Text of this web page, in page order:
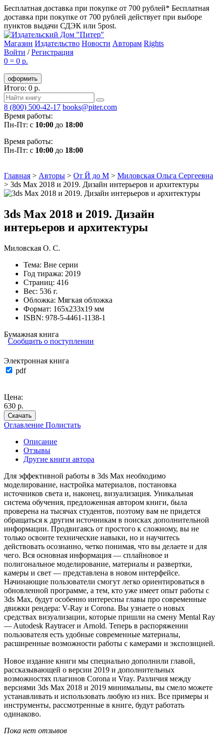
Бесплатная доставка при покупке от 700 рублей* Бесплатная
доставка при покупке от 700 рублей действует при выборе
пунктов выдачи СДЭК или 5post.
Магазин Издательство Новости Авторам Rights
Войти /Регистрация
0 = 0 р.
оформить
Итого: 0 р.
8 (800) 500-42-17 books@piter.com
Время работы:
Пн-Пт: с 10:00 до 18:00
Время работы:
Пн-Пт: с 10:00 до 18:00
Главная > Авторы > От Й до М > Миловская Ольга Сергеевна
> 3ds Max 2018 и 2019. Дизайн интерьеров и архитектуры
3ds Max 2018 и 2019. Дизайн
интерьеров и архитектуры
Миловская О. С.
Тема: Вне серии
Год тиража: 2019
Страниц: 416
Вес: 536 г.
Обложка: Мягкая обложка
Формат: 165х233х19 мм
ISBN: 978-5-4461-1138-1
Бумажная книга
Сообщить о поступлении
Электронная книга
pdf
Цена:
630 р.
Скачать
Оглавление Полистать
Описание
Отзывы
Другие книги автора
Для эффективной работы в 3ds Max необходимо
моделирование, настройка материалов, постановка
источников света и, наконец, визуализация. Уникальная
система обучения, предложенная автором книги, была
проверена на тысячах студентов, поэтому вам не придется
обращаться к другим источникам в поисках дополнительной
информации. Продвигаясь от простого к сложному, вы не
только освоите технические навыки, но и научитесь
действовать осознанно, четко понимая, что вы делаете и для
чего. Вся основная информация — сплайновое и
полигональное моделирование, материалы и развертки,
камеры и свет — представлена в новом интерфейсе.
Начинающие пользователи смогут легко ориентироваться в
обновленной программе, а тем, кто уже имеет опыт работы с
3ds Max, будут особенно интересны главы про современные
движки рендера: V-Ray и Corona. Вы узнаете о новых
средствах визуализации, которые пришли на смену Mental Ray
— Autodesk Raytracer и Arnold. Теперь в распоряжении
пользователя есть удобные современные материалы,
расширенные возможности работы с камерами и экспозицией.
Новое издание книги мы специально дополнили главой,
рассказывающей о версии 2019 и дополнительных
возможностях плагинов Corona и Vray. Различия между
версиями 3ds Max 2018 и 2019 минимальны, вы смело можете
устанавливать и использовать любую из них. Все примеры и
инструменты, рассмотренные в книге, будут работать
одинаково.
Пока нет отзывов